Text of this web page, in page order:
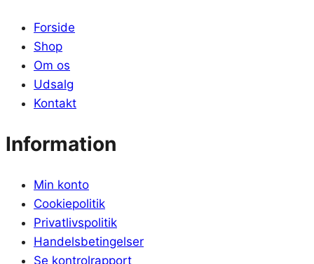
Forside
Shop
Om os
Udsalg
Kontakt
Information
Min konto
Cookiepolitik
Privatlivspolitik
Handelsbetingelser
Se kontrolrapport